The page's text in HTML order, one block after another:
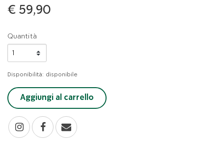
€ 59,90
Quantità
Disponibilità: disponibile
Aggiungi al carrello